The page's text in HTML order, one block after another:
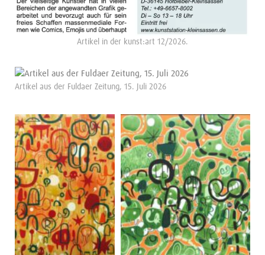
Artikel in der kunst:art 12/2026.
Artikel aus der Fuldaer Zeitung, 15. Juli 2026